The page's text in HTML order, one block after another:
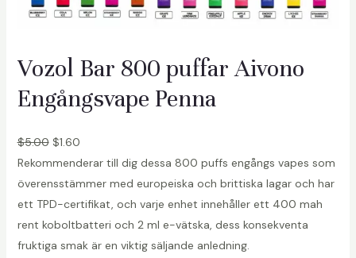
Vozol Bar 800 puffar Aivono
Engångsvape Penna
$5.00 $1.60
Rekommenderar till dig dessa 800 puffs engångs vapes som
överensstämmer med europeiska och brittiska lagar och har
ett TPD-certifikat, och varje enhet innehåller ett 400 mah
rent koboltbatteri och 2 ml e-vätska, dess konsekventa
fruktiga smak är en viktig säljande anledning.